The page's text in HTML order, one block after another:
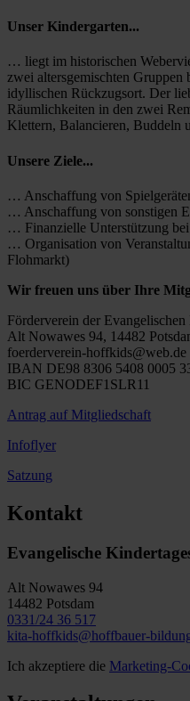
Unser Kindergarten...
… liegt im historischen
zwei altersgemischten Gruppen
idyllischen Rückzugsort. Der
Räumlichkeiten in den zwei
Klettern, Balancieren, Buddeln
Unsere Ziele...
… Anschaffung von
… Anschaffung von sonstigen
… Finanzielle Unterstützung
… Organisation von
Flohmarkt)
Wir freuen uns über Ihre
Förderverein der
Alt Nowawes 94, 14482
foerderverein-hoffkids@web.de
IBAN DE98 8306 5408 0005
BIC GENODEF1SLR11
Antrag auf Mitgliedschaft
Infoflyer
Satzung
Kontakt
Evangelische
Alt Nowawes 94
14482 Potsdam
0331/24 36 517
kita-hoffkids@hoffbauer-
Ich akzeptiere die Marketing-